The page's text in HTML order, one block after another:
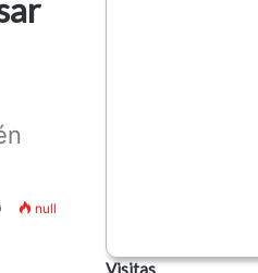
null
Visitas